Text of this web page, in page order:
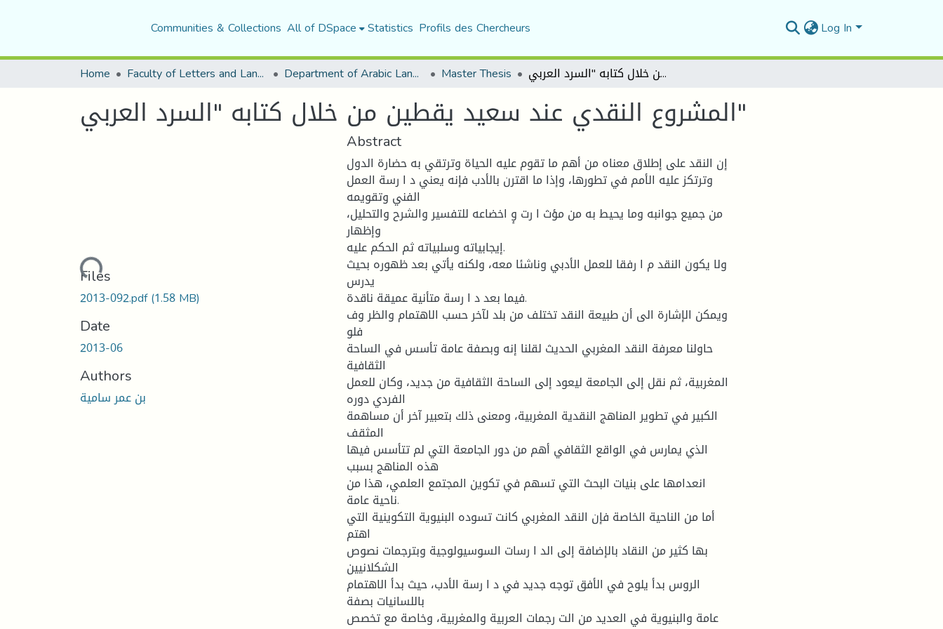
Communities & Collections All of DSpace Statistics Profils des Chercheurs Log In
Home Faculty of Letters and Languages Department of Arabic Language and Literature Master Thesis المشروع النقدي عند سعید یقطین من خلال كتابه "السرد العربي"
المشروع النقدي عند سعید یقطین من خلال كتابه "السرد العربي"
Loading...
Files
2013-092.pdf(1.58 MB)
Date
2013-06
Authors
بن عمر سامیة
Abstract
إن النقد على إطلاق معناه من أهم ما تقوم علیه الحیاة وترتقي به حضارة الدول
وترتكز علیه الأمم في تطورها، وإذا ما اقترن بالأدب فإنه یعني د ا رسة العمل
الفني وتقویمه
من جمیع جوانبه وما یحیط به من مؤث ا رت وٕ اخضاعه للتفسیر والشرح والتحلیل،
وإظهار
إیجابیاته وسلبیاته ثم الحكم علیه.
ولا یكون النقد م ا رفقا للعمل الأدبي وناشئا معه، ولكنه یأتي بعد ظهوره بحیث
یدرس
فیما بعد د ا رسة متأنیة عمیقة ناقدة.
ویمكن الإشارة الى أن طبیعة النقد تختلف من بلد لآخر حسب الاهتمام والظر وف
فلو
حاولنا معرفة النقد المغربي الحدیث لقلنا إنه وبصفة عامة تأسس في الساحة
الثقافیة
المغربیة، ثم نقل إلى الجامعة لیعود إلى الساحة الثقافیة من جدید، وكان للعمل
الفردي دوره
الكبیر في تطویر المناهج النقدیة المغربیة، ومعنى ذلك بتعبیر آخر أن مساهمة
المثقف
الذي یمارس في الواقع الثقافي أهم من دور الجامعة التي لم تتأسس فیها
هذه المناهج بسبب
انعدامها على بنیات البحث التي تسهم في تكوین المجتمع العلمي، هذا من
ناحیة عامة.
أما من الناحیة الخاصة فإن النقد المغربي كانت تسوده البنیویة التكوینیة التي
اهتم
بها كثیر من النقاد بالإضافة إلى الد ا رسات السوسیولوجیة وبترجمات نصوص
الشكلانیین
الروس بدأ یلوح في الأفق توجه جدید في د ا رسة الأدب، حیث بدأ الاهتمام
باللسانیات بصفة
عامة والبنیویة في العدید من الت رجمات العربیة والمغربیة، وخاصة مع تخصص